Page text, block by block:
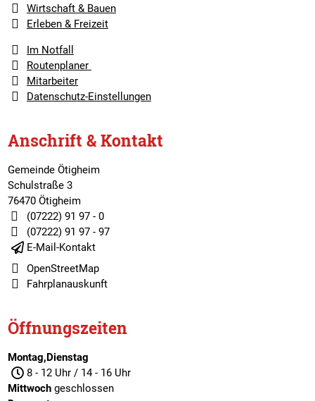
Wirtschaft & Bauen
Erleben & Freizeit
Im Notfall
Routenplaner
Mitarbeiter
Datenschutz-Einstellungen
Anschrift & Kontakt
Gemeinde Ötigheim
Schulstraße 3
76470 Ötigheim
(07222) 91 97 - 0
(07222) 91 97 - 97
E-Mail-Kontakt
OpenStreetMap
Fahrplanauskunft
Öffnungszeiten
Montag,Dienstag
8 - 12 Uhr / 14 - 16 Uhr
Mittwochgeschlossen